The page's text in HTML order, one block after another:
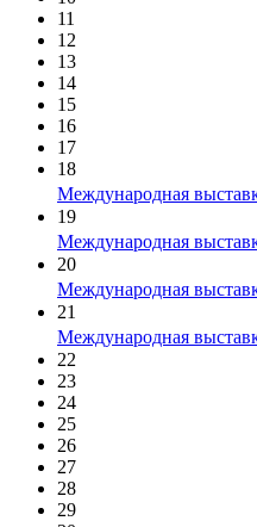
11
12
13
14
15
16
17
18
Международная
19
Международная
20
Международная
21
Международная
22
23
24
25
26
27
28
29